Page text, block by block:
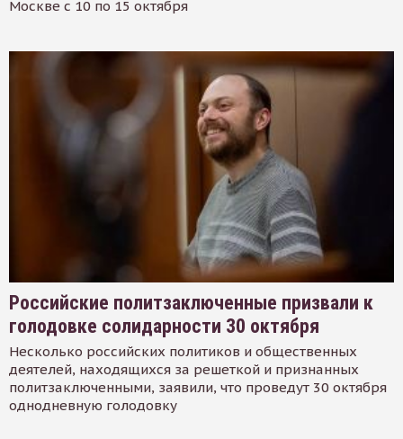
Москве с 10 по 15 октября
Российские политзаключенные призвали к
голодовке солидарности 30 октября
Несколько российских политиков и общественных
деятелей, находящихся за решеткой и признанных
политзаключенными, заявили, что проведут 30 октября
однодневную голодовку